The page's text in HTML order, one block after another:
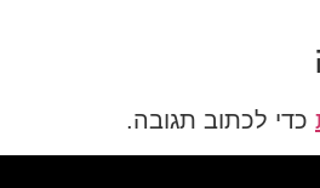
כדי לכתוב תגובה.